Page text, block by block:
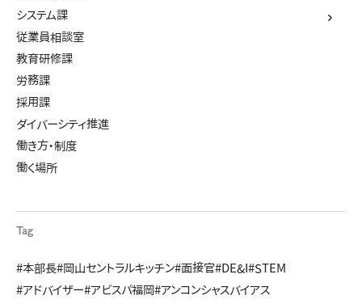
システム課
従業員相談室
教育研修課
労務課
採用課
ダイバーシティ推進
働き方・制度
働く場所
Tag
#本部長#岡山セントラルキッチン#面接官#DE&I #STEM
#アドバイザー#アビスパ福岡#アンコンシャスバイアス